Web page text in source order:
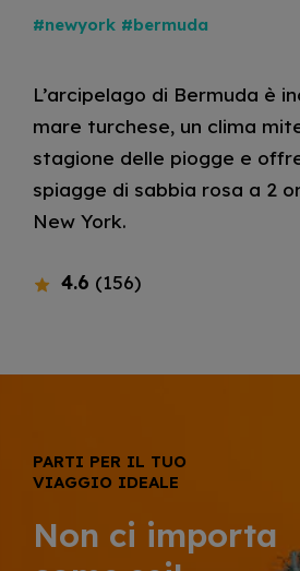
#newyork #bermuda
L’arcipelago di Bermuda è
mare turchese, un clima
stagione delle piogge e
spiagge di sabbia rosa a 2
New York.
4.6 (156)
PARTI PER IL TUO
VIAGGIO IDEALE
Non ci importa